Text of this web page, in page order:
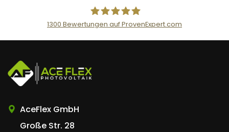
AceFlex GmbH
1300 Bewertungen auf ProvenExpert.com
AceFlex GmbH
Große Str. 28